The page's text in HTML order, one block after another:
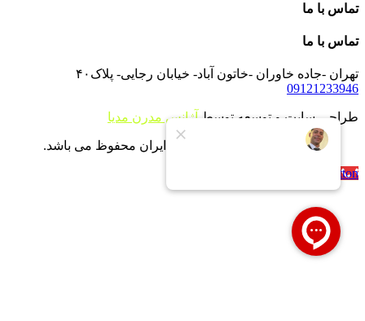
تماس با ما
تماس با ما
تهران -جاده خاوران -خاتون آباد- خیابان رجایی- پلاک۴۰
09121233946
طراحی سایت و توسعه توسط آژانس مدرن مدیا
تمام حقوق برای شرکت بویلر ایران محفوظ می باشد.
Call Now Button